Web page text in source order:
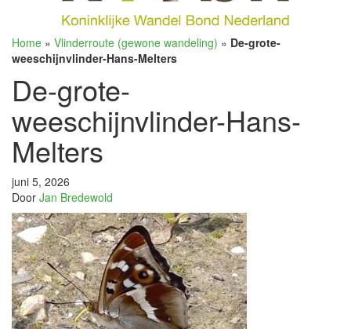
Home » Vlinderroute (gewone wandeling) » De-grote-
weeschijnvlinder-Hans-Melters
De-grote-
weeschijnvlinder-Hans-
Melters
juni 5, 2026
Door Jan Bredewold